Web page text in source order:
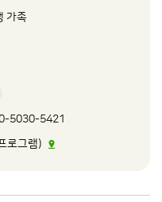
가족
5030-5421
로그램)